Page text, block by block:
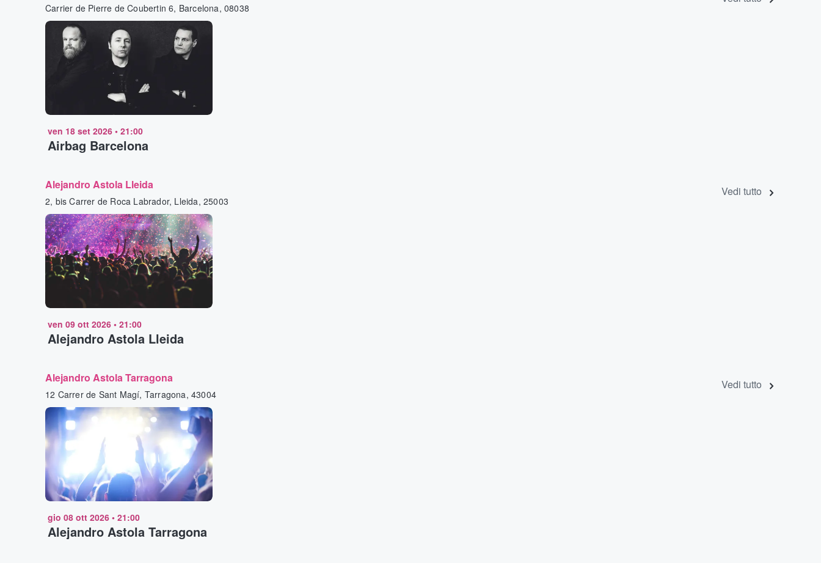
Carrier de Pierre de Coubertin 6, Barcelona, 08038
ven 18 set 2026 • 21:00
Airbag Barcelona
Alejandro Astola Lleida
2, bis Carrer de Roca Labrador, Lleida, 25003
Vedi tutto
ven 09 ott 2026 • 21:00
Alejandro Astola Lleida
Alejandro Astola Tarragona
12 Carrer de Sant Magí, Tarragona, 43004
Vedi tutto
gio 08 ott 2026 • 21:00
Alejandro Astola Tarragona